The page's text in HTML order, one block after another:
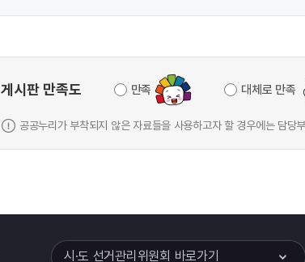
게시판 만족도 만족 대체로 만족
공공누리가 부착되지 않은 자료들을 사용하고자 할 경우에는 담당
시·도 선거관리위원회 바로가기